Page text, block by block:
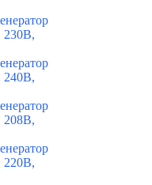
230В,
240В,
208В,
220В,